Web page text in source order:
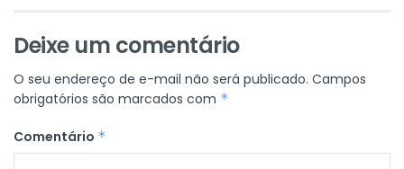
Deixe um comentário
O seu endereço de e-mail não será publicado. Campos
obrigatórios são marcados com *
Comentário *